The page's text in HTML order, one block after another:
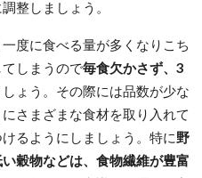
整しましょう。
度に食べる量が多くなりこち
しまうので毎食欠かさず、3
ょう。その際には品数が少な
さまざまな食材を取り入れて
るようにしましょう。特に野
穀物などは、食物繊維が豊富